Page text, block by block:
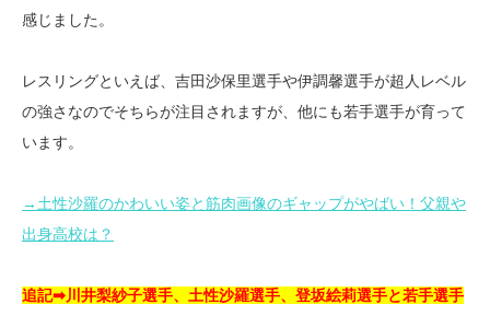
感じました。
レスリングといえば、吉田沙保里選手や伊調馨選手が超人レベル
の強さなのでそちらが注目されますが、他にも若手選手が育って
います。
→土性沙羅のかわいい姿と筋肉画像のギャップがやばい！父親や
出身高校は？
追記➡川井梨紗子選手、土性沙羅選手、登坂絵莉選手と若手選手